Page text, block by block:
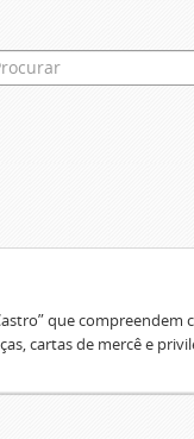
que
cartas de mercê e